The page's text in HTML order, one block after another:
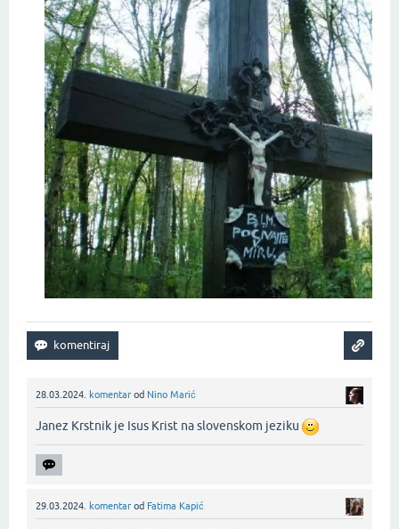
28.03.2024. komentar od Nino Marić
Janez Krstnik je Isus Krist na slovenskom jeziku
29.03.2024. komentar od Fatima Kapić